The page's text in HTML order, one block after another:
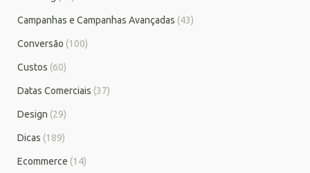
Campanhas e Campanhas Avançadas (43)
Conversão (100)
Custos (60)
Datas Comerciais (37)
Design (29)
Dicas (189)
Ecommerce (14)